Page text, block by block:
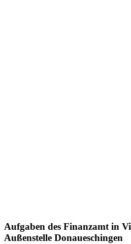
Aufgaben des Finanzamt in
Außenstelle Donaueschingen